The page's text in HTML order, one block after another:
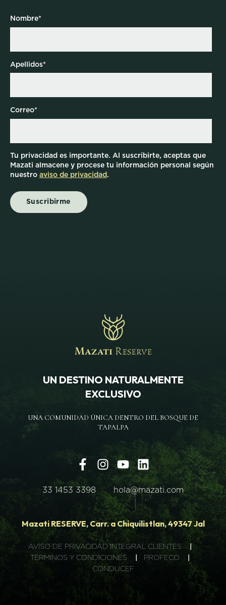
Nombre*
Apellidos*
Correo*
Tu privacidad es importante. Al suscribirte, aceptas que
Mazati almacene y procese tu información personal según
nuestro aviso de privacidad .
UN DESTINO NATURALMENTE
EXCLUSIVO
UNA COMUNIDAD ÚNICA DENTRO DEL BOSQUE DE
TAPALPA
33 1453 3398 hola@mazati.com
Mazati RESERVE, Carr. a Chiquilistlan, 49347 Jal
AVISO DE PRIVACIDAD INTEGRAL CLIENTES |
TÉRMINOS Y CONDICIONES
PROFECO
CONDUCEF